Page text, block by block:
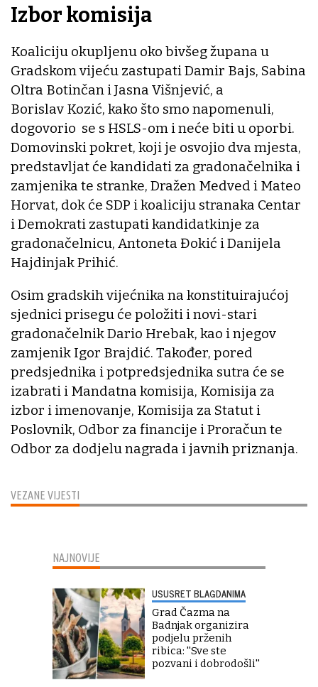
VEZANE VIJESTI
Izbor komisija
Koaliciju okupljenu oko bivšeg župana u
Gradskom vijeću zastupati Damir Bajs, Sabina
Oltra Botinčan i Jasna Višnjević, a
Borislav Kozić, kako što smo napomenuli,
dogovorio se s HSLS-om i neće biti u oporbi.
Domovinski pokret, koji je osvojio dva mjesta,
predstavljat će kandidati za gradonačelnika i
zamjenika te stranke, Dražen Medved i Mateo
Horvat, dok će SDP i koaliciju stranaka Centar
i Demokrati zastupati kandidatkinje za
gradonačelnicu, Antoneta Đokić i Danijela
Hajdinjak Prihić.
Osim gradskih vijećnika na konstituirajućoj
sjednici prisegu će položiti i novi-stari
gradonačelnik Dario Hrebak, kao i njegov
zamjenik Igor Brajdić. Također, pored
predsjednika i potpredsjednika sutra će se
izabrati i Mandatna komisija, Komisija za
izbor i imenovanje, Komisija za Statut i
Poslovnik, Odbor za financije i Proračun te
Odbor za dodjelu nagrada i javnih priznanja.
NAJNOVIJE
USUSRET BLAGDANIMA
Grad Čazma na
Badnjak organizira
podjelu prženih
ribica: ''Sve ste
pozvani i dobrodošli''